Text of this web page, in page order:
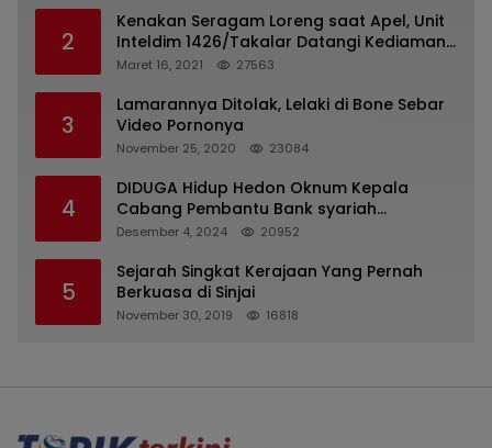
2
Kenakan Seragam Loreng saat Apel, Unit
Inteldim 1426/Takalar Datangi Kediaman
Kasatpol PP
Maret 16, 2021 27563
3
Lamarannya Ditolak, Lelaki di Bone Sebar
Video Pornonya
November 25, 2020 23084
4
DIDUGA Hidup Hedon Oknum Kepala
Cabang Pembantu Bank syariah
Indonesia Unit Hasan Basri di Banjarmasin
Milyaran Rupiah dan Bilyet Giro Tidak
Terdaftar, OJK Kalsel : Bertemu Tanggal 11
Desember 4, 2024 20952
5
Sejarah Singkat Kerajaan Yang Pernah
Berkuasa di Sinjai
November 30, 2019 16818